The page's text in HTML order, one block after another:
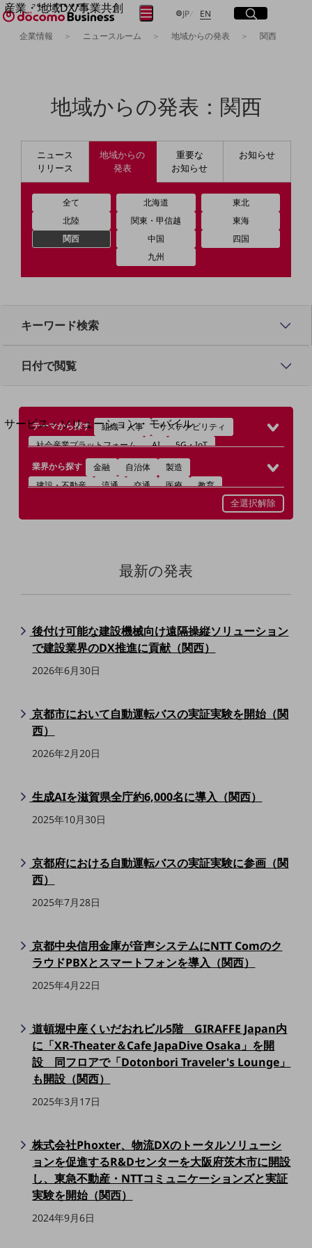
産業・地域DX/事業共創
OPEN HUB for Plural Futures
記事コンテンツ
プレイヤー(カタリスト/パートナー企業)
Smart World
産業・地域DXプラットフォーマーとして
企業と地域が持続成長する社会を目指します
Smart Education
Smart Healthcare
Smart Industry
Smart Mobility
Smart Worksite
地域の取り組み
地域経済のさらなる活性化に取り組みます
自治体・地域社会との共創
サービス・ソリューション・モバイル
サービス・ソリューションTOP
DXに関する課題を解決する
サービス・ソリューションをご紹介
カテゴリーで探す
電話・映像コミュニケーション
データ利活用
運用管理
業務支援・マーケティング
災害対策・BCP
課題・ニーズで探す
課題・ニーズで探すTOP
マーケティング
職場環境整備
地域共創・地方創生
遠隔監視
顧客体験（CX）改善
自動化・省電化
人材不足解消
一次産業
JP日本語
EN Englishサイト内検索
開く
メニュー
開く
フリーワードでNTTドコモビジネスの
取り組みを検索
検索する
企業情報 ニュースルーム 地域からの発表 関西
地域からの発表：関西
ニュース
リリース
地域からの
発表
重要な
お知らせ
お知らせ
全て 北海道
東北
北陸
関東・甲信越
東海
関西
中国
四国
九州
キーワード検索
日付で閲覧
テーマから探す 組織・人事
サステナビリティ
社会産業プラットフォーム
AI
5G・IoT
データセンター
ネットワーク
セキュリティ
GX
中小企業DX データ活用
地域創生
業界から探す 金融 自治体
製造
建設・不動産
流通 交通 医療 教育
全選択解除
最新の発表
後付け可能な建設機械向け遠隔操縦ソリューション
で建設業界のDX推進に貢献（関西）
2026年6月30日
京都市において自動運転バスの実証実験を開始（関
西）
2026年2月20日
生成AIを滋賀県全庁約6,000名に導入（関西）
2025年10月30日
京都府における自動運転バスの実証実験に参画（関
西）
2025年7月28日
京都中央信用金庫が音声システムにNTT Comのク
ラウドPBXとスマートフォンを導入（関西）
2025年4月22日
道頓堀中座くいだおれビル5階 GIRAFFE Japan内
に「XR-Theater＆Cafe JapaDive Osaka」を開
設 同フロアで「Dotonbori Traveler's Lounge」
も開設（関西）
2025年3月17日
株式会社Phoxter、物流DXのトータルソリューシ
ョンを促進するR&Dセンターを大阪府茨木市に開設
し、東急不動産・NTTコミュニケーションズと実証
実験を開始（関西）
2024年9月6日